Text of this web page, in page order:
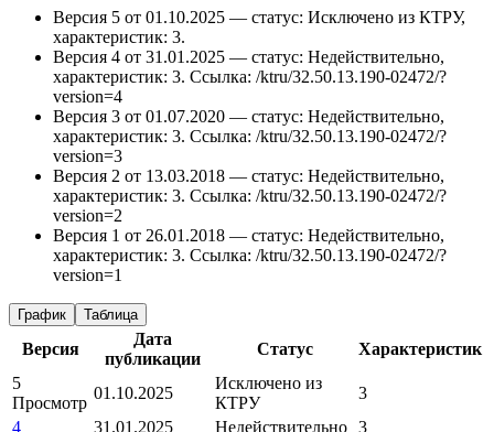
Версия 5 от 01.10.2025 — статус: Исключено из КТРУ,
характеристик: 3.
Версия 4 от 31.01.2025 — статус: Недействительно,
характеристик: 3. Ссылка: /ktru/32.50.13.190-02472/?
version=4
Версия 3 от 01.07.2020 — статус: Недействительно,
характеристик: 3. Ссылка: /ktru/32.50.13.190-02472/?
version=3
Версия 2 от 13.03.2018 — статус: Недействительно,
характеристик: 3. Ссылка: /ktru/32.50.13.190-02472/?
version=2
Версия 1 от 26.01.2018 — статус: Недействительно,
характеристик: 3. Ссылка: /ktru/32.50.13.190-02472/?
version=1
График Таблица
Версия
Дата
публикации
Статус
Характеристик
5
Просмотр
01.10.2025
Исключено из
КТРУ
3
4
31.01.2025 Недействительно 3